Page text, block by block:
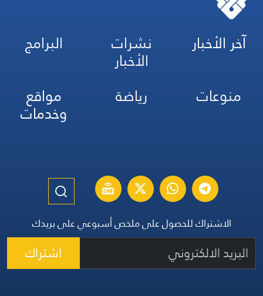
آخر الأخبار نشرات
الأخبار
البرامج
منوعات
رياضة مواقع
وخدمات
الاشتراك للحصول على ملخص أسبوعي على بريدك
اشتراك